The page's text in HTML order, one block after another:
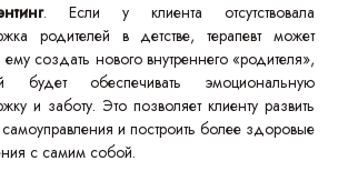
. Если у клиента отсутствовала
родителей в детстве, терапевт может
создать нового внутреннего «родителя»,
будет обеспечивать эмоциональную
и заботу. Это позволяет клиенту развить
и построить более здоровые
с самим собой.